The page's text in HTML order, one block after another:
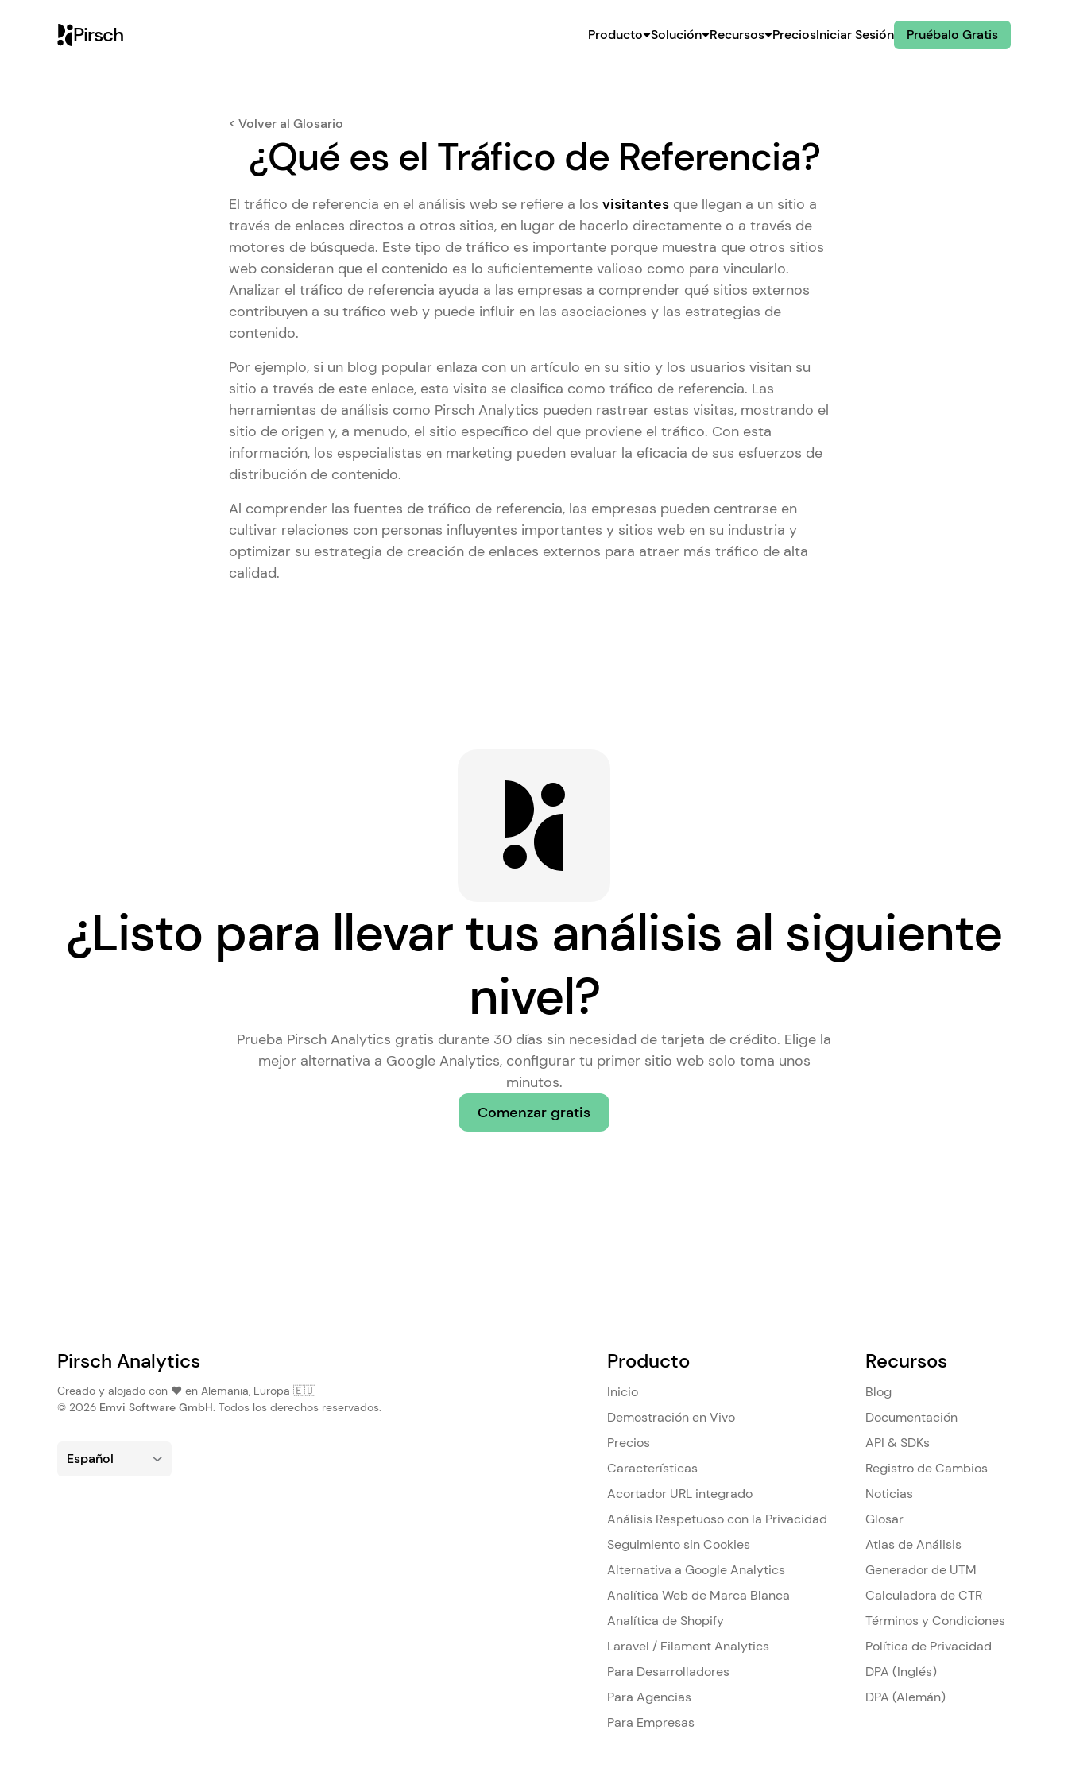
Pirsch Producto Solución Recursos PreciosIniciar Sesión Pruébalo Gratis
< Volver al Glosario
¿Qué es el Tráfico de Referencia?
El tráfico de referencia en el análisis web se refiere a los visitantes que llegan a un sitio a
través de enlaces directos a otros sitios, en lugar de hacerlo directamente o a través de
motores de búsqueda. Este tipo de tráfico es importante porque muestra que otros sitios
web consideran que el contenido es lo suficientemente valioso como para vincularlo.
Analizar el tráfico de referencia ayuda a las empresas a comprender qué sitios externos
contribuyen a su tráfico web y puede influir en las asociaciones y las estrategias de
contenido.
Por ejemplo, si un blog popular enlaza con un artículo en su sitio y los usuarios visitan su
sitio a través de este enlace, esta visita se clasifica como tráfico de referencia. Las
herramientas de análisis como Pirsch Analytics pueden rastrear estas visitas, mostrando el
sitio de origen y, a menudo, el sitio específico del que proviene el tráfico. Con esta
información, los especialistas en marketing pueden evaluar la eficacia de sus esfuerzos de
distribución de contenido.
Al comprender las fuentes de tráfico de referencia, las empresas pueden centrarse en
cultivar relaciones con personas influyentes importantes y sitios web en su industria y
optimizar su estrategia de creación de enlaces externos para atraer más tráfico de alta
calidad.
¿Listo para llevar tus análisis al siguiente
nivel?
Prueba Pirsch Analytics gratis durante 30 días sin necesidad de tarjeta de crédito. Elige la
mejor alternativa a Google Analytics, configurar tu primer sitio web solo toma unos
minutos.
Comenzar gratis
Pirsch Analytics
Creado y alojado con ❤️ en Alemania, Europa 🇪🇺
© 2026 Emvi Software GmbH. Todos los derechos reservados.
Producto
Inicio
Demostración en Vivo
Precios
Características
Acortador URL integrado
Análisis Respetuoso con la Privacidad
Seguimiento sin Cookies
Alternativa a Google Analytics
Analítica Web de Marca Blanca
Analítica de Shopify
Laravel / Filament Analytics
Para Desarrolladores
Para Agencias
Para Empresas
Recursos
Blog
Documentación
API & SDKs
Registro de Cambios
Noticias
Glosar
Atlas de Análisis
Generador de UTM
Calculadora de CTR
Términos y Condiciones
Política de Privacidad
DPA (Inglés)
DPA (Alemán)